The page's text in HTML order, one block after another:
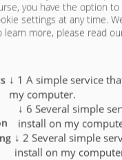
v případě, že není zadní
ECE 104 X
you have the option to
settings at any time.
learn more, please read
↓ 1 A simple service
my computer.
↓ 6 Several simple
install on my
↓ 2 Several simple
install on my